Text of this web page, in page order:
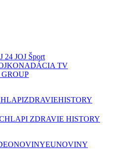
24 JOJ Šport
NADÁCIA TV
GROUP
ZDRAVIEHISTORY
ZDRAVIE HISTORY
EUNOVINY